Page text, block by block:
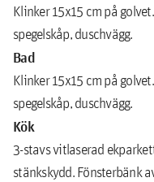
Klinker 15x15 cm på
spegelskåp, duschvägg.
Bad
Klinker 15x15 cm på
spegelskåp, duschvägg.
Kök
3-stavs vitlaserad
stänkskydd. Fönsterbänk